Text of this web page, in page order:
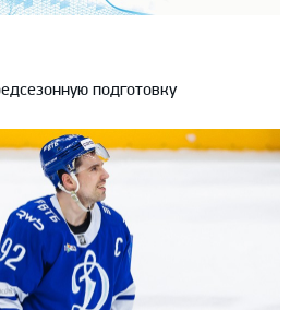
подготовку